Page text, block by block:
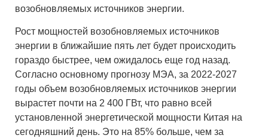
возобновляемых источников энергии.
Рост мощностей возобновляемых источников
энергии в ближайшие пять лет будет происходить
гораздо быстрее, чем ожидалось еще год назад.
Согласно основному прогнозу МЭА, за 2022-2027
годы объем возобновляемых источников энергии
вырастет почти на 2 400 ГВт, что равно всей
установленной энергетической мощности Китая на
сегодняшний день. Это на 85% больше, чем за